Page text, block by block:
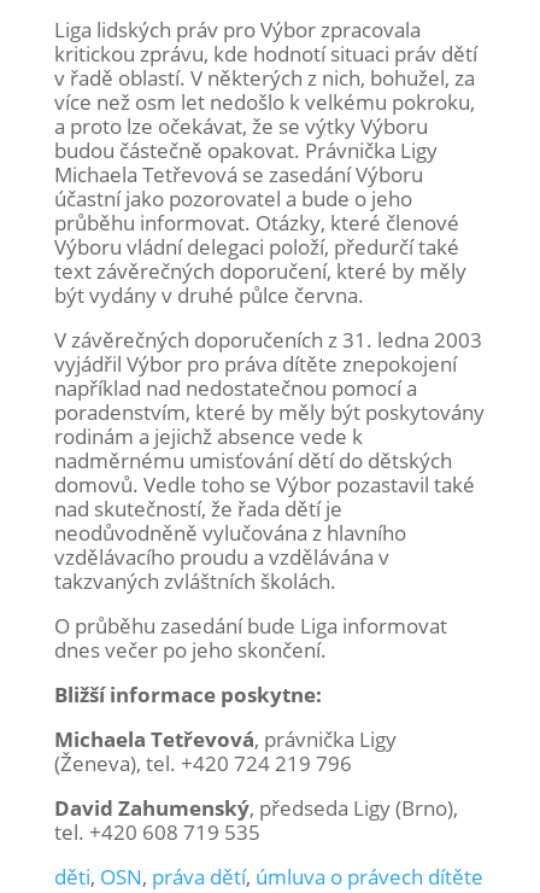
Liga lidských práv pro Výbor zpracovala
kritickou zprávu, kde hodnotí situaci práv dětí
v řadě oblastí. V některých z nich, bohužel, za
více než osm let nedošlo k velkému pokroku,
a proto lze očekávat, že se výtky Výboru
budou částečně opakovat. Právnička Ligy
Michaela Tetřevová se zasedání Výboru
účastní jako pozorovatel a bude o jeho
průběhu informovat. Otázky, které členové
Výboru vládní delegaci položí, předurčí také
text závěrečných doporučení, které by měly
být vydány v druhé půlce června.
V závěrečných doporučeních z 31. ledna 2003
vyjádřil Výbor pro práva dítěte znepokojení
například nad nedostatečnou pomocí a
poradenstvím, které by měly být poskytovány
rodinám a jejichž absence vede k
nadměrnému umisťování dětí do dětských
domovů. Vedle toho se Výbor pozastavil také
nad skutečností, že řada dětí je
neodůvodněně vylučována z hlavního
vzdělávacího proudu a vzdělávána v
takzvaných zvláštních školách.
O průběhu zasedání bude Liga informovat
dnes večer po jeho skončení.
Bližší informace poskytne:
Michaela Tetřevová, právnička Ligy
(Ženeva), tel. +420 724 219 796
David Zahumenský, předseda Ligy (Brno),
tel. +420 608 719 535
děti, OSN, práva dětí, úmluva o právech dítěte